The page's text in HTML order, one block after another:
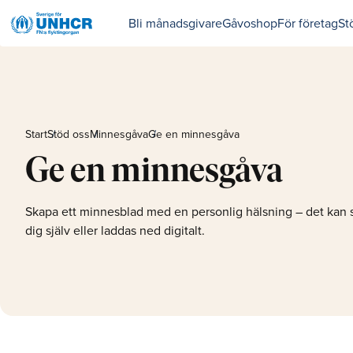
Bli månadsgivareGåvoshopFör företag
StartStöd ossMinnesgåvaGe en minnesgåva
Ge en minnesgåva
Skapa ett minnesblad med en personlig hälsning – det
dig själv eller laddas ned digitalt.